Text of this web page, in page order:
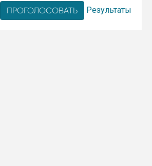
Результаты